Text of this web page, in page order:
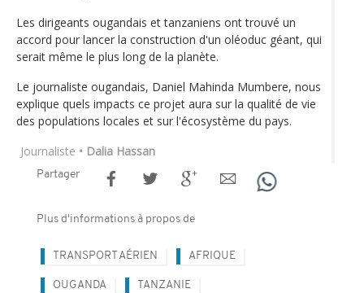
Les dirigeants ougandais et tanzaniens ont trouvé un
accord pour lancer la construction d'un oléoduc géant, qui
serait même le plus long de la planète.
Le journaliste ougandais, Daniel Mahinda Mumbere, nous
explique quels impacts ce projet aura sur la qualité de vie
des populations locales et sur l'écosystème du pays.
Journaliste • Dalia Hassan
Partager
Plus d'informations à propos de
TRANSPORT AÉRIEN AFRIQUE
OUGANDA TANZANIE